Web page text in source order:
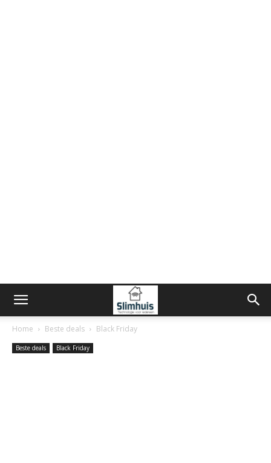
Home Beste deals Black Friday
Beste deals Black Friday